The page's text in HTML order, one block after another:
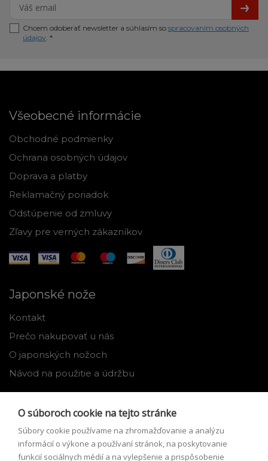
Chcem odoberať newsletter a súhlasím so spracovaním osobných
údajov. *
Všeobecné informácie
Obchodné podmienky
Ochrana osobných údajov
Doprava a platby
Reklamačný poriadok
Odstúpenie od zmluvy
Zľavy pre verných zákazníkov
Japonské nože
Kontakt
Prečo nakupovať u nás
O japonských nožoch
Návod na použitie a údržbu
Môj profil
O súboroch cookie na tejto stránke
Súbory cookie používame na zhromažďovanie a analýzu
informácií o výkone a používaní stránok, na poskytovanie
funkcií sociálnych médií a na vylepšenie a prispôsobenie